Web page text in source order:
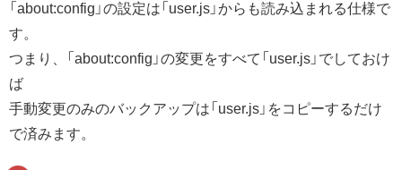
「about:config」の設定は「user.js」からも読み込まれる仕様で
す。
つまり、「about:config」の変更をすべて「user.js」でしておけ
ば
手動変更のみのバックアップは「user.js」をコピーするだけ
で済みます。